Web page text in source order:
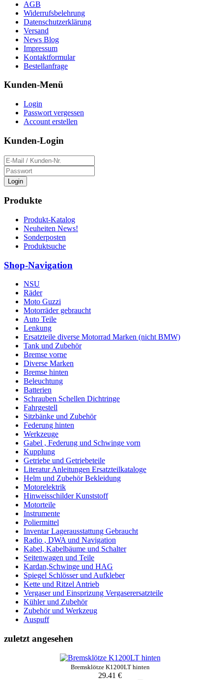
AGB
Widerrufsbelehrung
Datenschutzerklärung
Versand
News Blog
Impressum
Kontaktformular
Bestellanfrage
Kunden-Menü
Login
Passwort vergessen
Account erstellen
Kunden-Login
Login
Produkte
Produkt-Katalog
Neuheiten News!
Sonderposten
Produktsuche
Shop-Navigation
NSU
Räder
Moto Guzzi
Motorräder gebraucht
Auto Teile
Lenkung
Ersatzteile diverse Motorrad Marken (nicht BMW)
Tank und Zubehör
Bremse vorne
Diverse Marken
Bremse hinten
Beleuchtung
Batterien
Schrauben Schellen Dichtringe
Fahrgestell
Sitzbänke und Zubehör
Federung hinten
Werkzeuge
Gabel , Federung und Schwinge vorn
Kupplung
Getriebe und Getriebeteile
Literatur Anleitungen Ersatzteilkataloge
Helm und Zubehör Bekleidung
Motorelektrik
Hinweisschilder Kunststoff
Motorteile
Instrumente
Poliermittel
Inventar Lagerausstattung Gebraucht
Radio , DWA und Navigation
Kabel, Kabelbäume und Schalter
Seitenwagen und Teile
Kardan,Schwinge und HAG
Spiegel Schlösser und Aufkleber
Kette und Ritzel Antrieb
Vergaser und Einsprizung Vergaserersatzteile
Kühler und Zubehör
Zubehör und Werkzeug
Auspuff
zuletzt angesehen
Bremsklötze K1200LT hinten
29.41 €